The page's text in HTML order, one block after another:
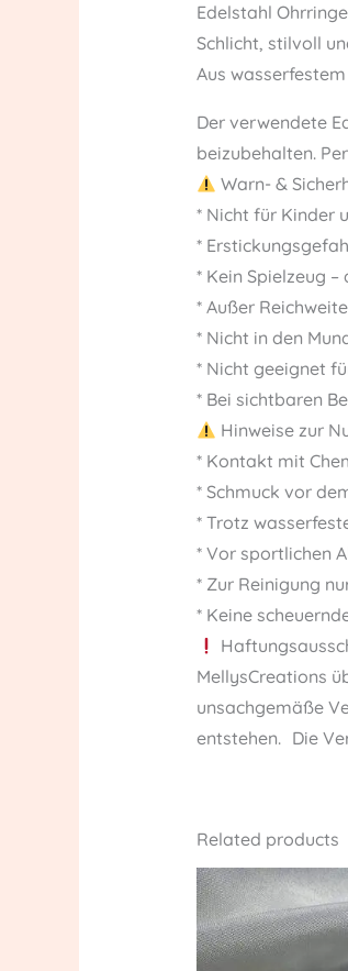
Edelstahl Ohrringe
Schlicht, stilvoll
Aus
Der verwendete
beizubehalten.
Warn- &
* Nicht für Kinder
*
* Kein Spielzeug
* Außer
* Nicht in den
* Nicht geeignet
* Bei sichtbaren
Hinweise zur
* Kontakt mit
* Schmuck vor
* Trotz
* Vor sportlichen
* Zur Reinigung
* Keine
MellysCreations
unsachgemäße
entstehen. Die
Related products